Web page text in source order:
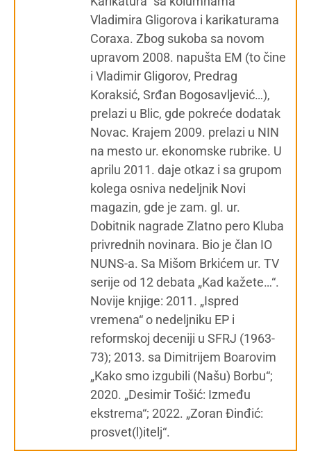
Vladimira Gligorova i karikaturama
Coraxa. Zbog sukoba sa novom
upravom 2008. napušta EM (to čine
i Vladimir Gligorov, Predrag
Koraksić, Srđan Bogosavljević…),
prelazi u Blic, gde pokreće dodatak
Novac. Krajem 2009. prelazi u NIN
na mesto ur. ekonomske rubrike. U
aprilu 2011. daje otkaz i sa grupom
kolega osniva nedeljnik Novi
magazin, gde je zam. gl. ur.
Dobitnik nagrade Zlatno pero Kluba
privrednih novinara. Bio je član IO
NUNS-a. Sa Mišom Brkićem ur. TV
serije od 12 debata „Kad kažete…“.
Novije knjige: 2011. „Ispred
vremena“ o nedeljniku EP i
reformskoj deceniji u SFRJ (1963-
73); 2013. sa Dimitrijem Boarovim
„Kako smo izgubili (Našu) Borbu“;
2020. „Desimir Tošić: Između
ekstrema“; 2022. „Zoran Đinđić:
prosvet(l)itelj“.